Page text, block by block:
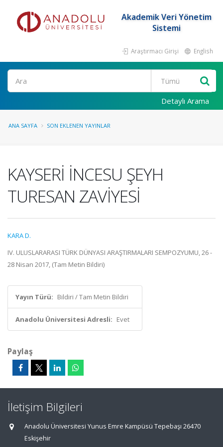
Akademik Veri Yönetim
Sistemi
Araştırmacı Girişi English
Ara
Detaylı Arama
ANA SAYFA SON EKLENEN YAYINLAR
KAYSERİ İNCESU ŞEYH
TURESAN ZAVİYESİ
KARA D.
IV. ULUSLARARASI TÜRK DÜNYASI ARAŞTIRMALARI SEMPOZYUMU, 26 -
28 Nisan 2017, (Tam Metin Bildiri)
Yayın Türü: Bildiri / Tam Metin Bildiri
Anadolu Üniversitesi Adresli: Evet
Paylaş
İletişim Bilgileri
Anadolu Üniversitesi Yunus Emre Kampüsü Tepebaşı 26470
Eskişehir